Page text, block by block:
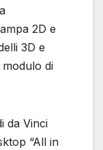
2D e
3D e
di
da Vinci
“All in